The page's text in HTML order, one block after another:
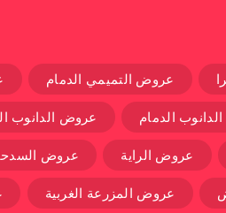
عروض التميمي الدمام
الدمام عروض الدانوب
عروض الراية عروض
عروض المزرعة الغربية